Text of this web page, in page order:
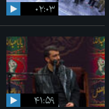
۰۲:۰۳
۴۱:۵۹